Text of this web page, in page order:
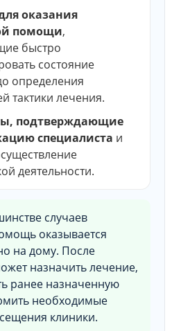
оказания
помощи,
быстро
состояние
определения
тактики лечения.
подтверждающие
специалиста и
деятельности.
случаев
оказывается
на дому. После
назначить лечение,
ранее назначенную
необходимые
клиники.